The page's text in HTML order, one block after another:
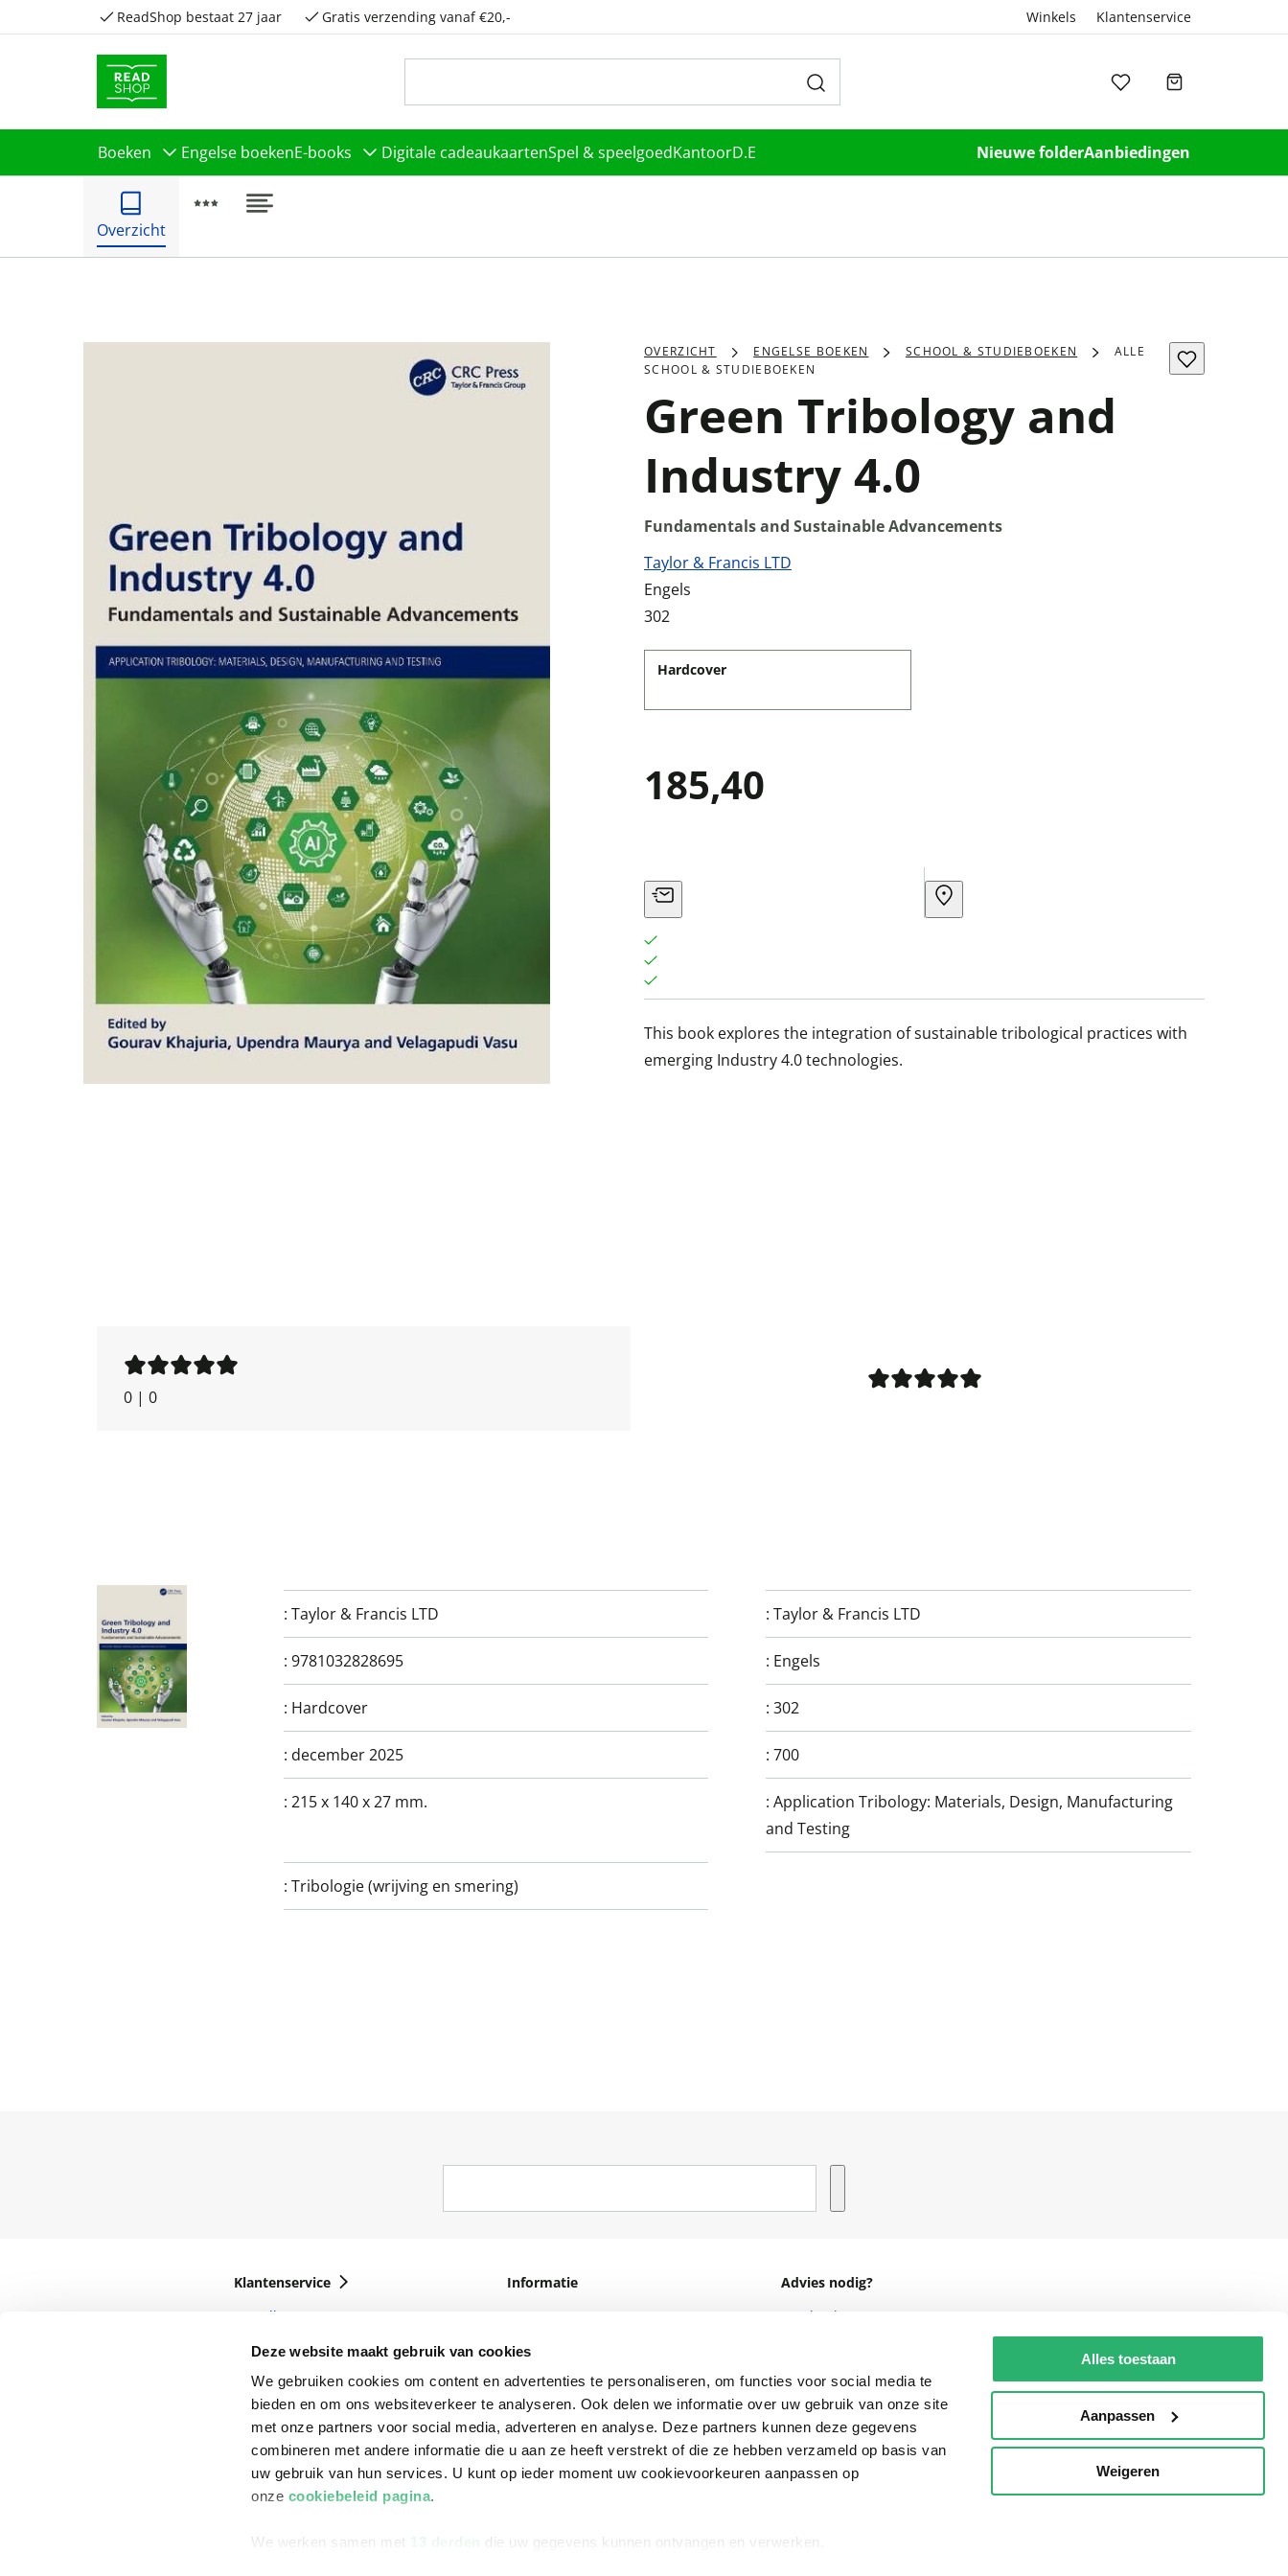
Deze website maakt gebruik van cookies
We gebruiken cookies om content en advertenties te personaliseren, om functies voor social media te
bieden en om ons websiteverkeer te analyseren. Ook delen we informatie over uw gebruik van onze site
met onze partners voor social media, adverteren en analyse. Deze partners kunnen deze gegevens
combineren met andere informatie die u aan ze heeft verstrekt of die ze hebben verzameld op basis van
uw gebruik van hun services. U kunt op ieder moment uw cookievoorkeuren aanpassen op
onze cookiebeleid pagina.
We werken samen met 13 derden die uw gegevens kunnen ontvangen en verwerken.
Alles toestaan
Aanpassen
Weigeren
ReadShop bestaat 27 jaar Gratis verzending vanaf €20,- Winkels Klantenservice
Boeken Engelse boekenE-books Digitale cadeaukaartenSpel & speelgoedKantoorD.E Nieuwe folderAanbiedingen
Overzicht
OVERZICHT ENGELSE BOEKEN SCHOOL & STUDIEBOEKEN
ALLE
SCHOOL & STUDIEBOEKEN
Green Tribology and
Industry 4.0
Fundamentals and Sustainable Advancements
Taylor & Francis LTD
Engels
302
Hardcover
185,40
This book explores the integration of sustainable tribological practices with
emerging Industry 4.0 technologies.
0 | 0
: Taylor & Francis LTD :Taylor & Francis LTD
: 9781032828695 : Engels
: Hardcover :302
: december 2025 :700
: 215 x 140 x 27 mm. :Application Tribology: Materials, Design, Manufacturing
and Testing
: Tribologie (wrijving en smering)
Klantenservice
Bestellen
Bezorging
Betalen
Veelgestelde vragen
Informatie
Vacatures
Winkels en openingstijden
Cadeaukaart
Ondernemer worden
Vulnerability Disclosure policy
Advies nodig?
Facebook
helpdesk@readshop.nl
088 - 133 84 32